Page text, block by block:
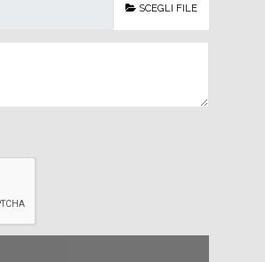
SCEGLI FILE